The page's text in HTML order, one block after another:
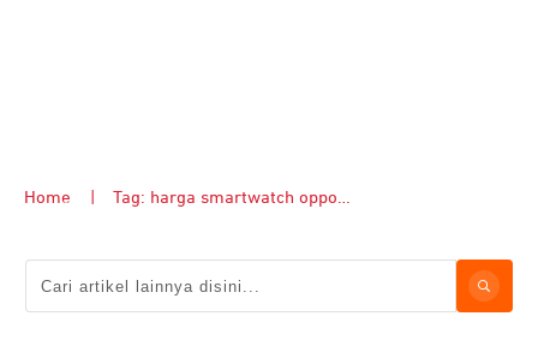
Home Tag: harga smartwatch oppo watch free